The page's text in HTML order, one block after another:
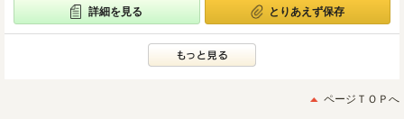
詳細を見る とりあえず保存
ページＴＯＰへ